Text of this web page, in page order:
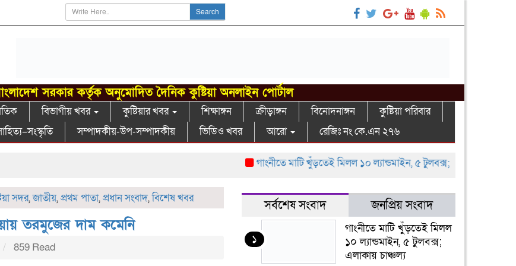
Search
বাংলাদেশ সরকার কর্তৃক অনুমোদিত দৈনিক কুষ্টিয়া অনলাইন পোর্টাল
বিভাগীয় খবর কুষ্টিয়ার খবর শিক্ষাঙ্গন ক্রীড়াঙ্গন বিনোদনাঙ্গন
কুষ্টিয়া পরিবার
সম্পাদকীয়-উপ-সম্পাদকীয় ভিডিও খবর আরো রেজিঃ নং কে.এন ২৭৬
গাংনীতে মাটি খুঁড়তেই মিলল ১০ ল্যান্ডমাইন, ৫ টুলবক্স; এলাকায় চাঞ্চল্য
সদর,জাতীয়,প্রথম পাতা,প্রধান সংবাদ,বিশেষ খবর
তরমুজের দাম কমেনি
859 Read
সর্বশেষ সংবাদ জনপ্রিয় সংবাদ
১
গাংনীতে মাটি খুঁড়তেই মিলল
১০ ল্যান্ডমাইন, ৫ টুলবক্স;
এলাকায় চাঞ্চল্য